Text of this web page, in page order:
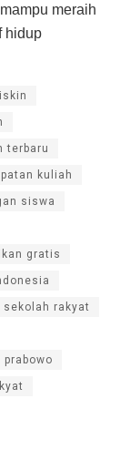
meraih
hidup
terbaru
kuliah
siswa
gratis
sekolah rakyat